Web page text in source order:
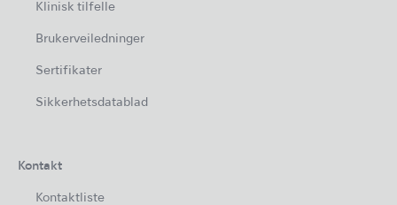
Klinisk tilfelle
Brukerveiledninger
Sertifikater
Sikkerhetsdatablad
Kontakt
Kontaktliste